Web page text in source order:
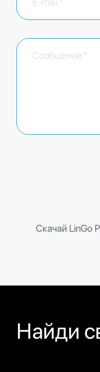
Скачай LinGo
Найди